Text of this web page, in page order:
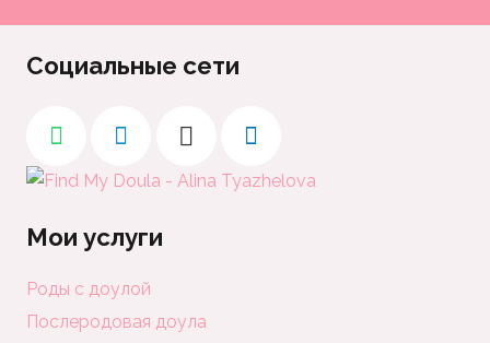
Социальные сети
Мои услуги
Роды с доулой
Послеродовая доула